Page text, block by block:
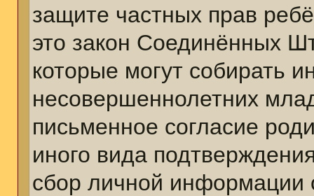
защите частных прав
это закон Соединённых
которые могут собирать
несовершеннолетних
письменное согласие
иного вида
сбор личной информации